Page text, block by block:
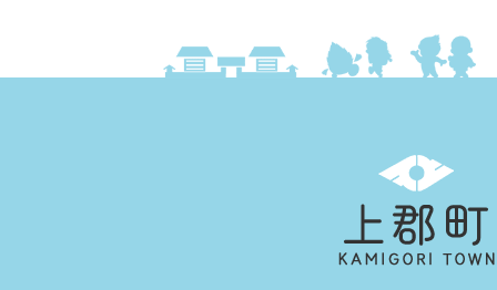
郡
町